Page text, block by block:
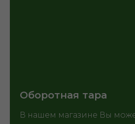
Оборотная тара
В нашем магазине Вы